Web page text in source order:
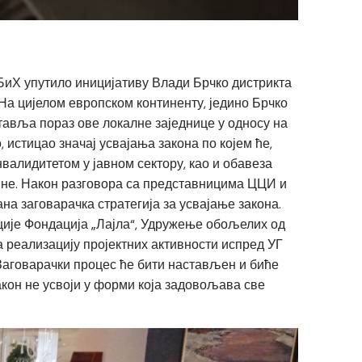
упутило иницијативу Влади Брчко дистрикта
цијелом европском континенту, једино Брчко
пораз ове локалне заједнице у односу на
значај усвајања закона по којем ће,
у јавном сектору, као и обавеза
Након разговора са представницима ЦЦИ и
заговарачка стратегија за усвајање закона.
Фондација „Лајла“, Удружење обољелих од
пројектних активности испред УГ
процес ће бити настављен и биће
не усвоји у форми која задовољава све